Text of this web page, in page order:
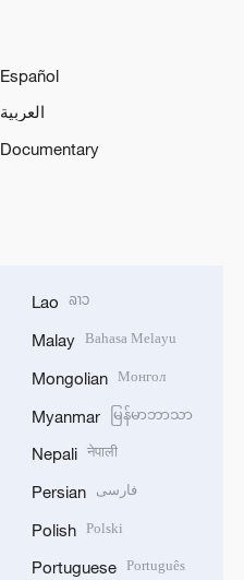
Español
العربية
Documentary
Lao ລາວ
Malay Bahasa Melayu
Mongolian Монгол
Myanmar မြန်မာဘာသာ
Nepali नेपाली
Persian فارسی
Polish Polski
Portuguese Português